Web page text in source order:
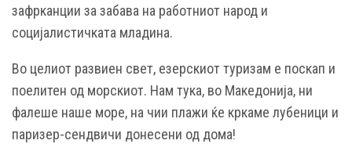
зафрканции за забава на работниот народ и
социјалистичката младина.
Во целиот развиен свет, езерскиот туризам е поскап и
поелитен од морскиот. Нам тука, во Македонија, ни
фалеше наше море, на чии плажи ќе кркаме лубеници и
паризер-сендвичи донесени од дома!